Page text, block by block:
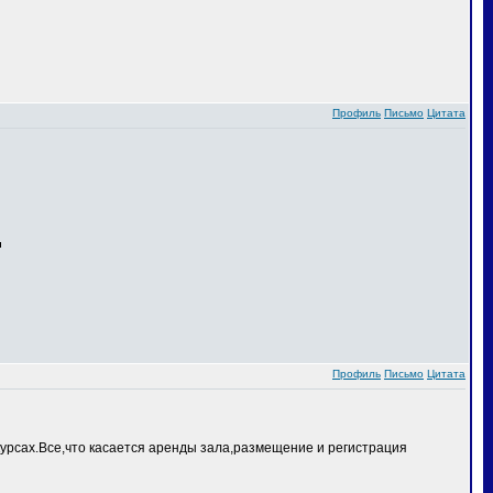
Профиль Письмо Цитата
Профиль Письмо Цитата
касается аренды зала,размещение и регистрация